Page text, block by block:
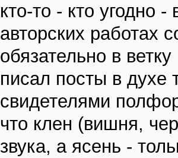
кто-то - кто угодно
авторских работах
обязательно в
писал посты в духе
свидетелями
что клен (вишня,
звука, а ясень -